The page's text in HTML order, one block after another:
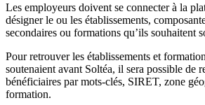
Les employeurs doivent se connecter à la
désigner le ou les établissements,
secondaires ou formations qu’ils souhaitent
Pour retrouver les établissements et
soutenaient avant Soltéa, il sera possible de
bénéficiaires par mots-clés, SIRET, zone
formation.